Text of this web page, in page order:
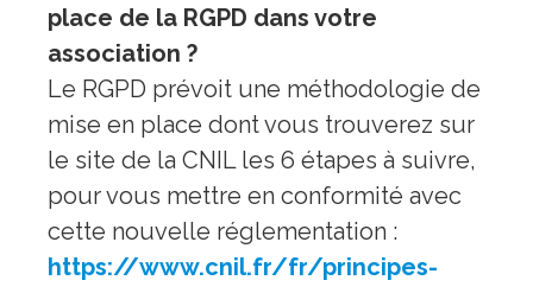
place de la RGPD dans votre
association ?
Le RGPD prévoit une méthodologie de
mise en place dont vous trouverez sur
le site de la CNIL les 6 étapes à suivre,
pour vous mettre en conformité avec
cette nouvelle réglementation :
https://www.cnil.fr/fr/principes-